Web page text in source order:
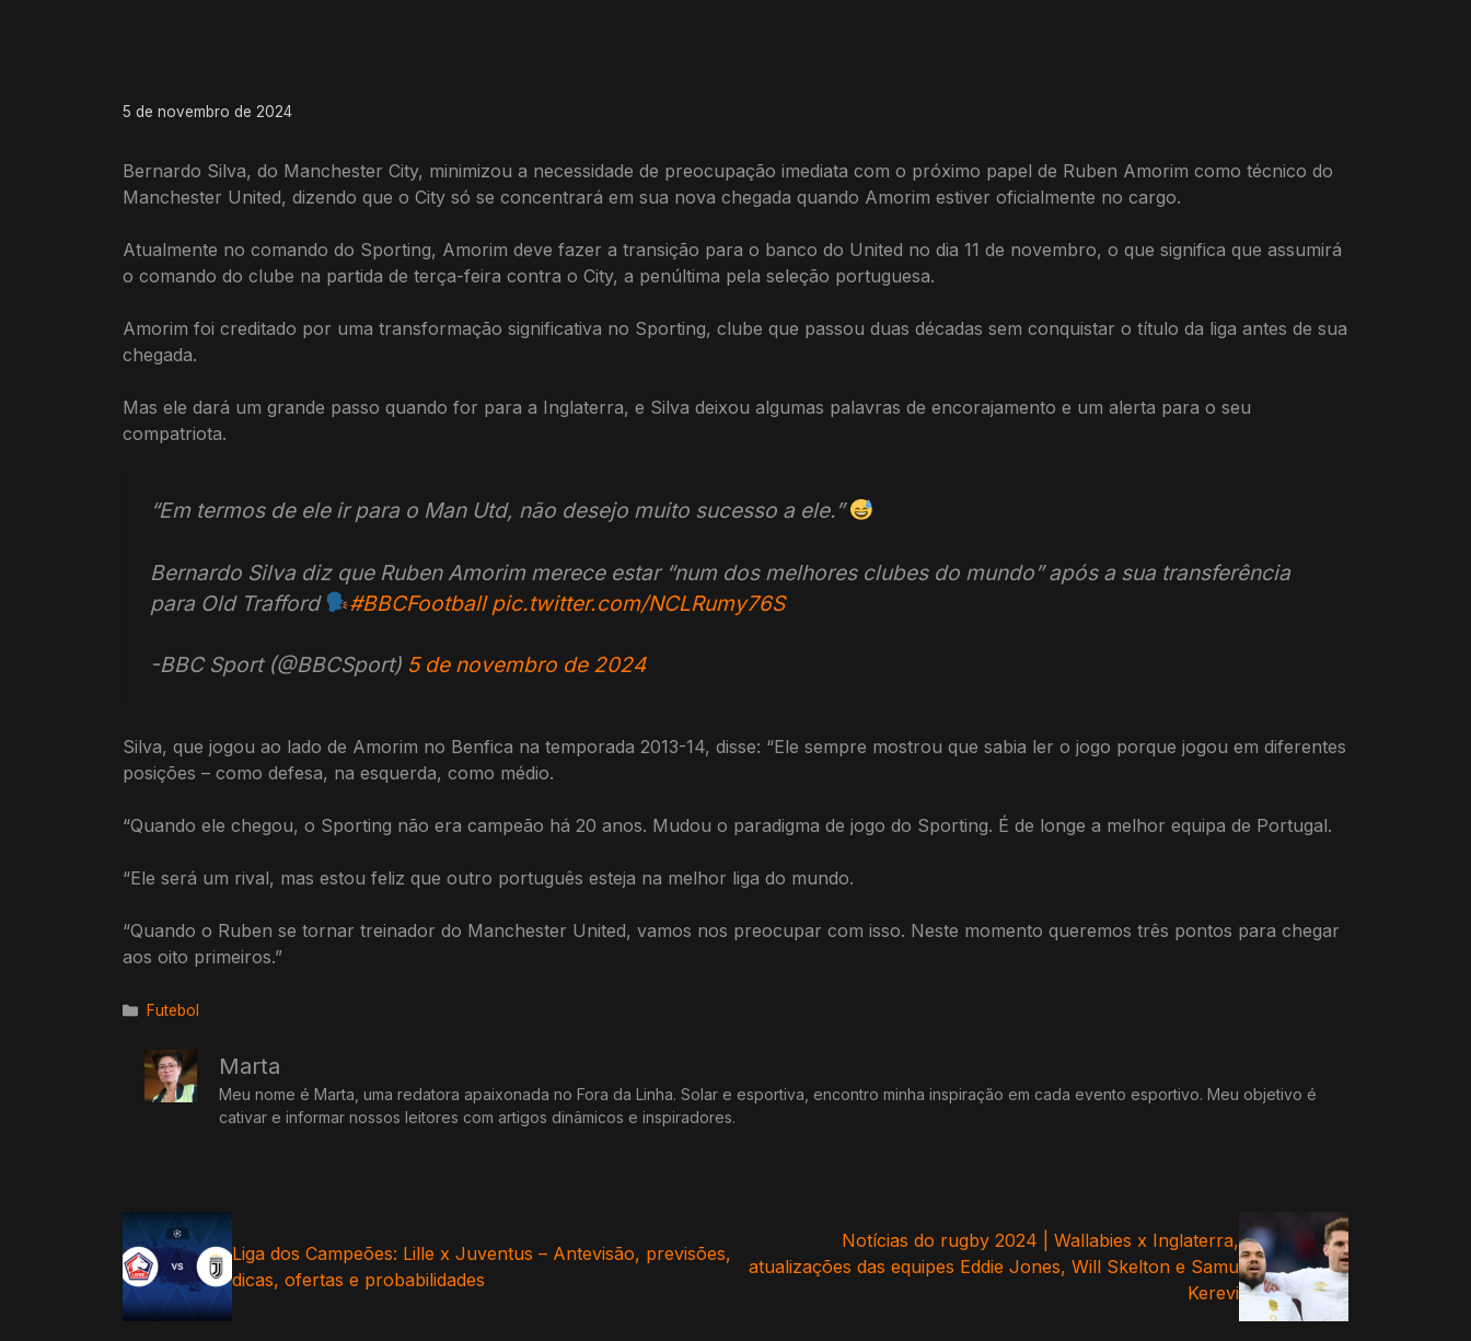
5 de novembro de 2024
Bernardo Silva, do Manchester City, minimizou a necessidade de preocupação imediata com o próximo papel de Ruben Amorim como técnico do
Manchester United, dizendo que o City só se concentrará em sua nova chegada quando Amorim estiver oficialmente no cargo.
Atualmente no comando do Sporting, Amorim deve fazer a transição para o banco do United no dia 11 de novembro, o que significa que assumirá
o comando do clube na partida de terça-feira contra o City, a penúltima pela seleção portuguesa.
Amorim foi creditado por uma transformação significativa no Sporting, clube que passou duas décadas sem conquistar o título da liga antes de sua
chegada.
Mas ele dará um grande passo quando for para a Inglaterra, e Silva deixou algumas palavras de encorajamento e um alerta para o seu
compatriota.
“Em termos de ele ir para o Man Utd, não desejo muito sucesso a ele.”
Bernardo Silva diz que Ruben Amorim merece estar “num dos melhores clubes do mundo” após a sua transferência
para Old Trafford
#BBCFootball pic.twitter.com/NCLRumy76S
-BBC Sport (@BBCSport) 5 de novembro de 2024
Silva, que jogou ao lado de Amorim no Benfica na temporada 2013-14, disse: “Ele sempre mostrou que sabia ler o jogo porque jogou em diferentes
posições – como defesa, na esquerda, como médio.
“Quando ele chegou, o Sporting não era campeão há 20 anos. Mudou o paradigma de jogo do Sporting. É de longe a melhor equipa de Portugal.
“Ele será um rival, mas estou feliz que outro português esteja na melhor liga do mundo.
“Quando o Ruben se tornar treinador do Manchester United, vamos nos preocupar com isso. Neste momento queremos três pontos para chegar
aos oito primeiros.”
Categorias
Futebol
Marta
Meu nome é Marta, uma redatora apaixonada no Fora da Linha. Solar e esportiva, encontro minha inspiração em cada evento esportivo. Meu objetivo é
cativar e informar nossos leitores com artigos dinâmicos e inspiradores.
Liga dos Campeões: Lille x Juventus – Antevisão, previsões,
dicas, ofertas e probabilidades
Notícias do rugby 2024 | Wallabies x Inglaterra,
atualizações das equipes Eddie Jones, Will Skelton e Samu
Kerevi